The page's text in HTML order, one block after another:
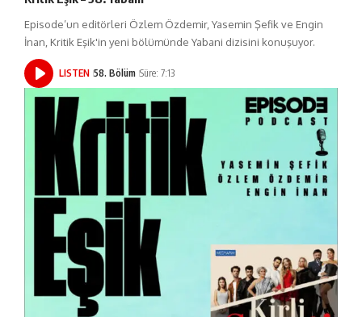
Episode’un editörleri Özlem Özdemir, Yasemin Şefik ve Engin
İnan, Kritik Eşik'in yeni bölümünde Yabani dizisini konuşuyor.
LISTEN 58. Bölüm Süre: 7:13